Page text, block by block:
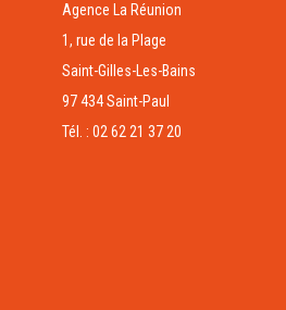
Agence La Réunion
1, rue de la Plage
Saint-Gilles-Les-Bains
97 434 Saint-Paul
Tél. : 02 62 21 37 20